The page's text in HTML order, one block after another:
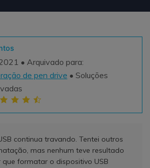
Teste Grátis
de Dados
Teste Online
• Arquivado para:
de pen drive • Soluções
continua travando. Tentei outros
mas nenhum teve resultado
que formatar o dispositivo USB